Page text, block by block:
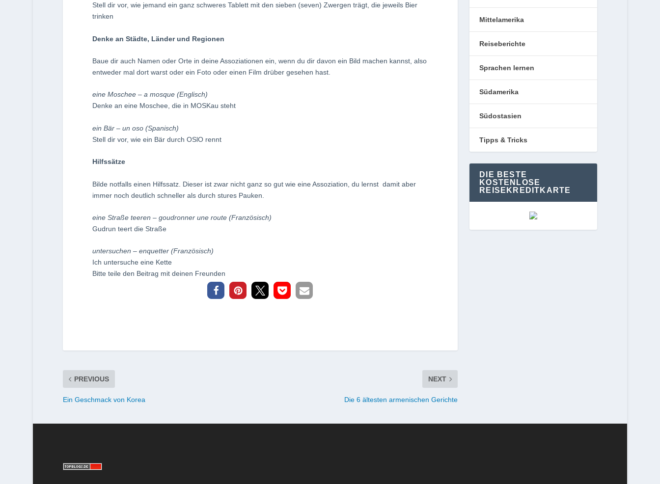
Stell dir vor, wie jemand ein ganz schweres Tablett mit den sieben (seven) Zwergen trägt, die jeweils Bier
trinken
Denke an Städte, Länder und Regionen
Baue dir auch Namen oder Orte in deine Assoziationen ein, wenn du dir davon ein Bild machen kannst, also
entweder mal dort warst oder ein Foto oder einen Film drüber gesehen hast.
eine Moschee – a mosque (Englisch)
Denke an eine Moschee, die in MOSKau steht
ein Bär – un oso (Spanisch)
Stell dir vor, wie ein Bär durch OSlO rennt
Hilfssätze
Bilde notfalls einen Hilfssatz. Dieser ist zwar nicht ganz so gut wie eine Assoziation, du lernst damit aber
immer noch deutlich schneller als durch stures Pauken.
eine Straße teeren – goudronner une route (Französisch)
Gudrun teert die Straße
untersuchen – enquetter (Französisch)
Ich untersuche eine Kette
Bitte teile den Beitrag mit deinen Freunden
PREVIOUS
Ein Geschmack von Korea
NEXT
Die 6 ältesten armenischen Gerichte
Mittelamerika
Reiseberichte
Sprachen lernen
Südamerika
Südostasien
Tipps & Tricks
DIE BESTE
KOSTENLOSE
REISEKREDITKARTE